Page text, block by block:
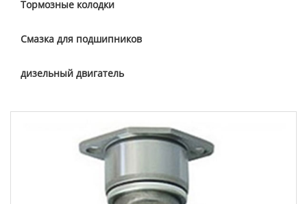
Тормозные колодки
Смазка для подшипников
дизельный двигатель